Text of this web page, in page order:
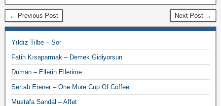
← Previous Post Next Post →
Yıldız Tilbe – Sor
Fatih Kısaparmak – Demek Gidiyorsun
Duman – Ellerin Ellerime
Sertab Erener – One More Cup Of Coffee
Mustafa Sandal – Affet